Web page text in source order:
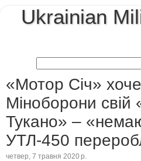
Ukrainian
«Мотор Січ»
Міноборони свій
Тукано» –
УТЛ-450
четвер, 7 травня 2020 р.